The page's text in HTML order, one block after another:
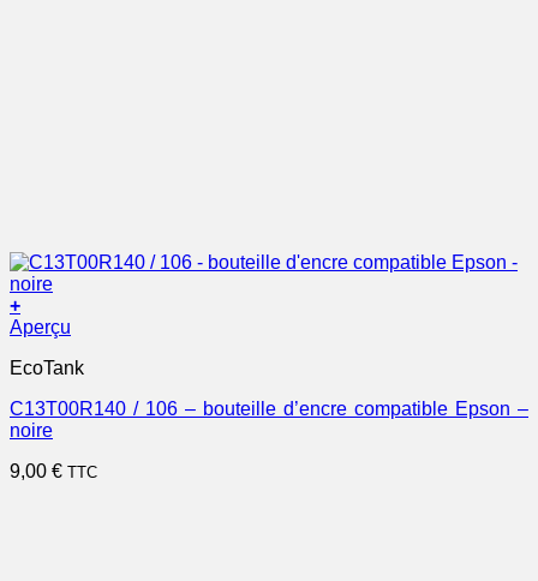
+
Aperçu
EcoTank
C13T00R140 / 106 – bouteille d’encre compatible Epson –
noire
9,00 € TTC